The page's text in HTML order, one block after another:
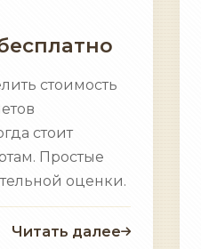
стоимость
стоит
Простые
оценки.
Читать далее